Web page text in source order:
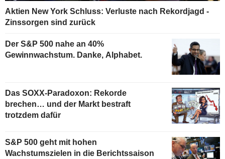
Aktien New York Schluss: Verluste nach Rekordjagd -
Zinssorgen sind zurück
Der S&P 500 nahe an 40%
Gewinnwachstum. Danke, Alphabet.
Das SOXX-Paradoxon: Rekorde
brechen… und der Markt bestraft
trotzdem dafür
S&P 500 geht mit hohen
Wachstumszielen in die Berichtssaison